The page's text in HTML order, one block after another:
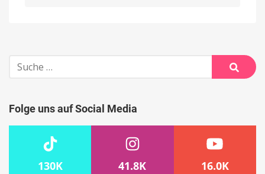
Suche
nach:
Suche
Folge uns auf Social Media
130K 41.8K 16.0K